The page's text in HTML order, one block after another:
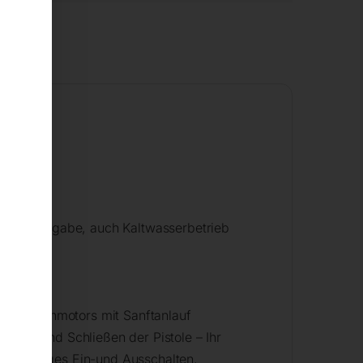
auch Kaltwasserbetrieb
mit Sanftanlauf
und Schließen der Pistole – Ihr
häufiges Ein-und Ausschalten,